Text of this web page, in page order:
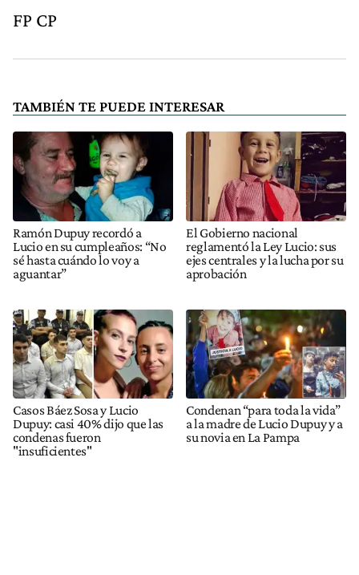
FP CP
TAMBIÉN TE PUEDE INTERESAR
Ramón Dupuy recordó a
Lucio en su cumpleaños: “No
sé hasta cuándo lo voy a
aguantar”
El Gobierno nacional
reglamentó la Ley Lucio: sus
ejes centrales y la lucha por su
aprobación
Casos Báez Sosa y Lucio
Dupuy: casi 40% dijo que las
condenas fueron
"insuficientes"
Condenan “para toda la vida”
a la madre de Lucio Dupuy y a
su novia en La Pampa